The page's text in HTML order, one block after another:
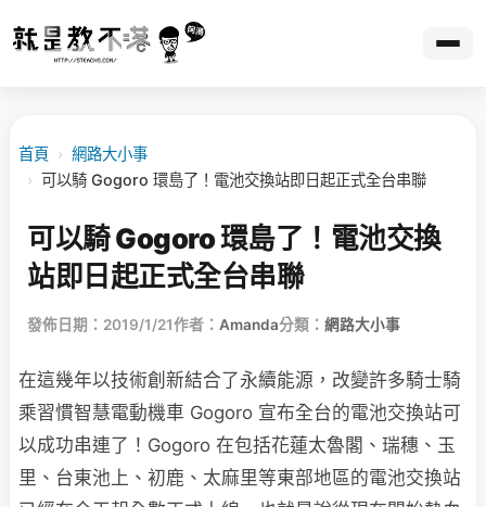
首頁 › 網路大小事
› 可以騎 Gogoro 環島了！電池交換站即日起正式全台串聯
可以騎 Gogoro 環島了！電池交換
站即日起正式全台串聯
發佈日期：2019/1/21作者： Amanda分類： 網路大小事
在這幾年以技術創新結合了永續能源，改變許多騎士騎
乘習慣智慧電動機車 Gogoro 宣布全台的電池交換站可
以成功串連了！Gogoro 在包括花蓮太魯閣、瑞穗、玉
里、台東池上、初鹿、太麻里等東部地區的電池交換站